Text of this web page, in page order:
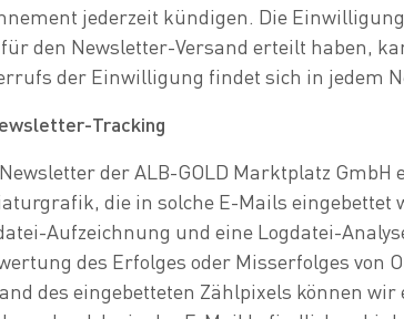
jederzeit kündigen. Die
den Newsletter-Versand erteilt haben,
der Einwilligung findet sich in jedem
Tracking
der ALB-GOLD Marktplatz
die in solche E-Mails eingebettet
Aufzeichnung und eine Logdatei-
des Erfolges oder Misserfolges
des eingebetteten Zählpixels können